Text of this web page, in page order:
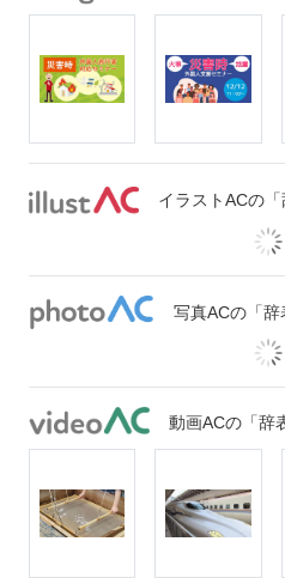
イラストACの
写真ACの「
動画ACの「辞